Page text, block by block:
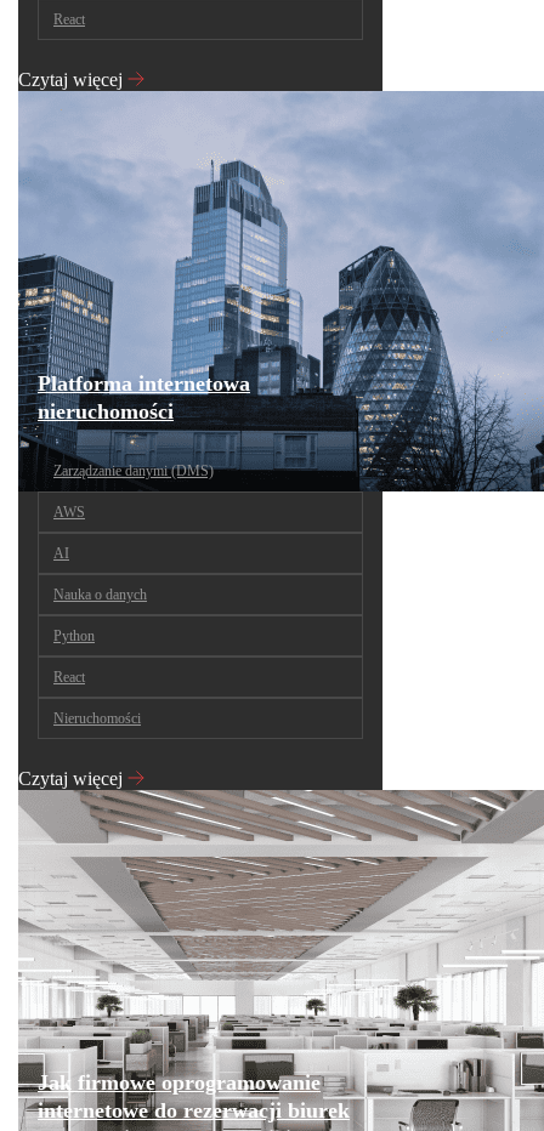
React
Czytaj więcej
Platforma internetowa
nieruchomości
Zarządzanie danymi (DMS)
AWS
AI
Nauka o danych
Python
React
Nieruchomości
Czytaj więcej
Jak firmowe oprogramowanie
internetowe do rezerwacji biurek